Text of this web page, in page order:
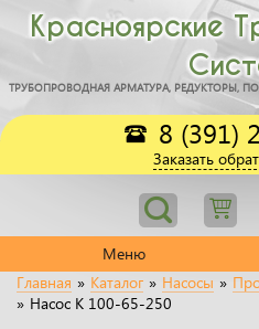
Красноярские
ТРУБОПРОВОДНАЯ АРМАТУРА, РЕДУКТОРЫ,
8 (391)
Заказать
Меню
Главная » Каталог » Насосы »
» Насос К 100-65-250